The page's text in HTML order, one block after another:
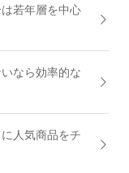
若年層を中心
なら効率的な
人気商品をチ